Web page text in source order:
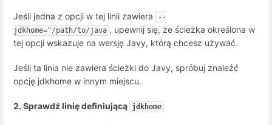
Jeśli jedna z opcji w tej linii zawiera
--
jdkhome="/path/to/java , upewnij się, że ścieżka określona w
tej opcji wskazuje na wersję Javy, którą chcesz używać.
Jeśli ta linia nie zawiera ścieżki do Javy, spróbuj znaleźć
opcję jdkhome w innym miejscu.
2. Sprawdź linię definiującą jdkhome